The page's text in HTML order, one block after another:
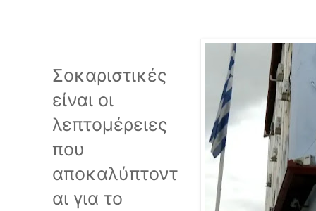
Σοκαριστικές
είναι οι
λεπτομέρειες
που
αποκαλύπτοντ
αι για το